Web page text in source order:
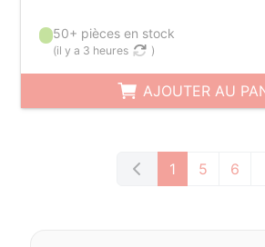
50+ pièces en stock
(il y a 3 heures )
AJOUTER AU
1 5 6